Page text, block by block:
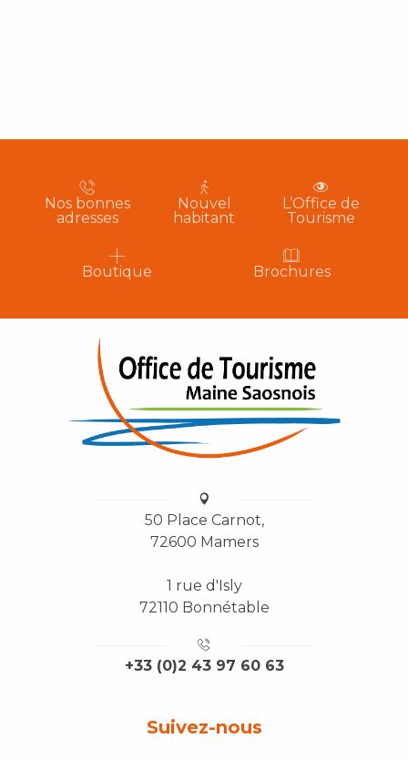
Nos bonnes
adresses
Nouvel
habitant
L’Office de
Tourisme
Boutique Brochures
50 Place Carnot,
72600 Mamers
1 rue d'Isly
72110 Bonnétable
+33 (0)2 43 97 60 63
Suivez-nous